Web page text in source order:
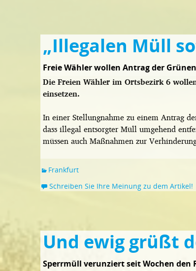
„Illegalen Müll
Freie Wähler wollen Antrag der
Die Freien Wähler im Ortsbezirk 6
einsetzen.
In einer Stellungnahme zu einem Antrag
dass illegal entsorgter Müll umgehend
müssen auch Maßnahmen zur
Frankfurt
Schreiben Sie Ihre Meinung zu dem Artikel!
Und ewig grüßt
Sperrmüll verunziert seit Wochen den